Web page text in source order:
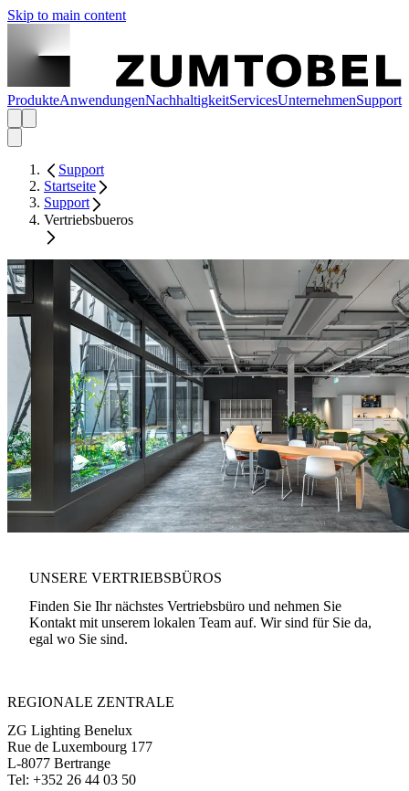
Skip to main content
ProdukteAnwendungenNachhaltigkeitServicesUnternehmenSupport
Support
Startseite
Support
Vertriebsbueros
UNSERE VERTRIEBSBÜROS
Finden Sie Ihr nächstes Vertriebsbüro und nehmen Sie
Kontakt mit unserem lokalen Team auf. Wir sind für Sie da,
egal wo Sie sind.
REGIONALE ZENTRALE
ZG Lighting Benelux
Rue de Luxembourg 177
L-8077 Bertrange
Tel: +352 26 44 03 50